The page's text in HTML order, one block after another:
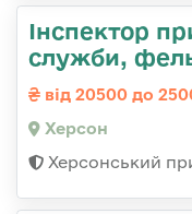
Інспектор
служби,
від 20500 до
Херсон
Херсонський